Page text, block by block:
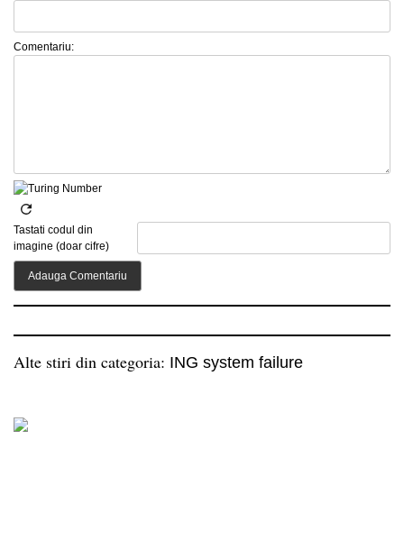
Comentariu:
Tastati codul din
imagine (doar cifre)
Alte stiri din categoria: ING system failure